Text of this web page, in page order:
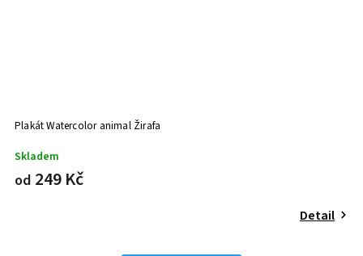
Plakát Watercolor animal Žirafa
Skladem
od 249 Kč
Detail